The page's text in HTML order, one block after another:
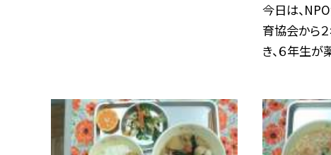
今日は、
育協会から
き、６年生が